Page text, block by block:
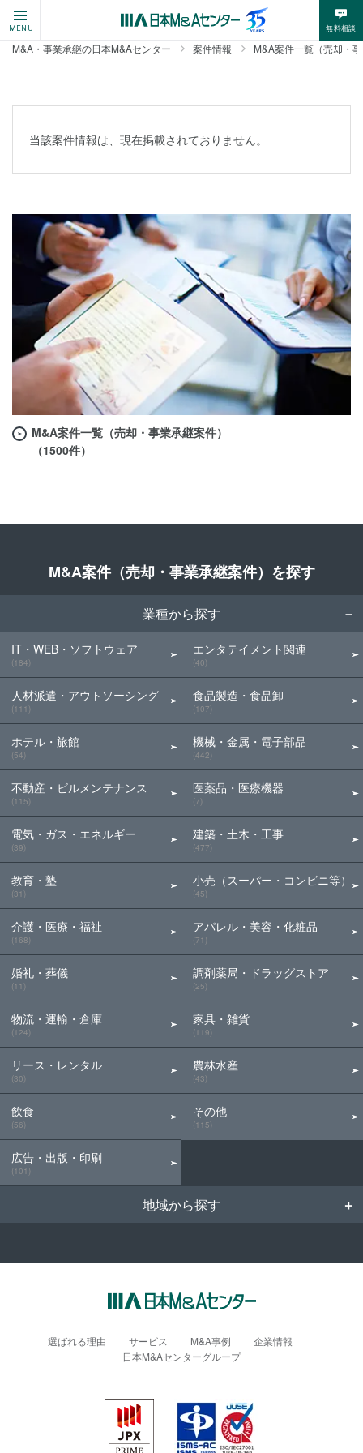
MENU 無料相談
M&A・事業承継の日本M&Aセンター 案件情報 M&A案件一覧（売却・
当該案件情報は、現在掲載されておりません。
M&A案件一覧（売却・事業承継案件）
（1500件）
M&A案件（売却・事業承継案件）を探す
業種から探す
IT・WEB・ソフトウェア
(184)
人材派遣・アウトソーシング
(111)
ホテル・旅館
(54)
不動産・ビルメンテナンス
(115)
電気・ガス・エネルギー
(39)
教育・塾
(31)
介護・医療・福祉
(168)
婚礼・葬儀
(11)
物流・運輸・倉庫
(124)
リース・レンタル
(30)
飲食
(56)
広告・出版・印刷
(101)
エンタテイメント関連
(40)
食品製造・食品卸
(107)
機械・金属・電子部品
(442)
医薬品・医療機器
(7)
建築・土木・工事
(477)
小売（スーパー・コンビニ等）
(45)
アパレル・美容・化粧品
(71)
調剤薬局・ドラッグストア
(25)
家具・雑貨
(119)
農林水産
(43)
その他
(115)
地域から探す
選ばれる理由 サービス M&A事例
企業情報
日本M&Aセンターグループ